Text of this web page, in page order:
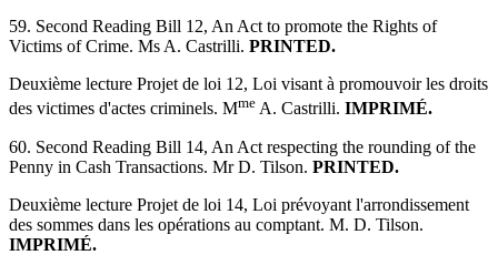
59. Second Reading Bill 12, An Act to promote the Rights of
Victims of Crime. Ms A. Castrilli. PRINTED.
Deuxième lecture Projet de loi 12, Loi visant à promouvoir les droits
des victimes d'actes criminels. Mme A. Castrilli. IMPRIMÉ.
60. Second Reading Bill 14, An Act respecting the rounding of the
Penny in Cash Transactions. Mr D. Tilson. PRINTED.
Deuxième lecture Projet de loi 14, Loi prévoyant l'arrondissement
des sommes dans les opérations au comptant. M. D. Tilson.
IMPRIMÉ.